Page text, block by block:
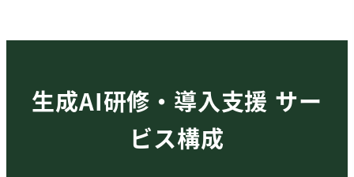
生成AI研修・導入支援 サー
ビス構成